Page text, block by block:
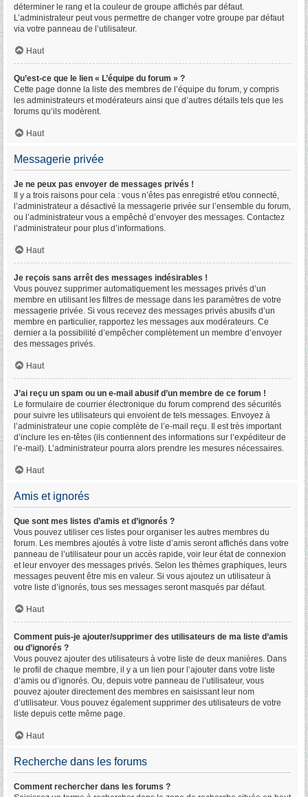
déterminer le rang et la couleur de groupe affichés par défaut.
L’administrateur peut vous permettre de changer votre groupe par défaut
via votre panneau de l’utilisateur.
Haut
Qu’est-ce que le lien « L’équipe du forum » ?
Cette page donne la liste des membres de l’équipe du forum, y compris
les administrateurs et modérateurs ainsi que d’autres détails tels que les
forums qu’ils modèrent.
Haut
Messagerie privée
Je ne peux pas envoyer de messages privés !
Il y a trois raisons pour cela : vous n’êtes pas enregistré et/ou connecté,
l’administrateur a désactivé la messagerie privée sur l’ensemble du forum,
ou l’administrateur vous a empêché d’envoyer des messages. Contactez
l’administrateur pour plus d’informations.
Haut
Je reçois sans arrêt des messages indésirables !
Vous pouvez supprimer automatiquement les messages privés d’un
membre en utilisant les filtres de message dans les paramètres de votre
messagerie privée. Si vous recevez des messages privés abusifs d’un
membre en particulier, rapportez les messages aux modérateurs. Ce
dernier a la possibilité d’empêcher complètement un membre d’envoyer
des messages privés.
Haut
J’ai reçu un spam ou un e-mail abusif d’un membre de ce forum !
Le formulaire de courrier électronique du forum comprend des sécurités
pour suivre les utilisateurs qui envoient de tels messages. Envoyez à
l’administrateur une copie complète de l’e-mail reçu. Il est très important
d’inclure les en-têtes (ils contiennent des informations sur l’expéditeur de
l’e-mail). L’administrateur pourra alors prendre les mesures nécessaires.
Haut
Amis et ignorés
Que sont mes listes d’amis et d’ignorés ?
Vous pouvez utiliser ces listes pour organiser les autres membres du
forum. Les membres ajoutés à votre liste d’amis seront affichés dans votre
panneau de l’utilisateur pour un accès rapide, voir leur état de connexion
et leur envoyer des messages privés. Selon les thèmes graphiques, leurs
messages peuvent être mis en valeur. Si vous ajoutez un utilisateur à
votre liste d’ignorés, tous ses messages seront masqués par défaut.
Haut
Comment puis-je ajouter/supprimer des utilisateurs de ma liste d’amis
ou d’ignorés ?
Vous pouvez ajouter des utilisateurs à votre liste de deux manières. Dans
le profil de chaque membre, il y a un lien pour l’ajouter dans votre liste
d’amis ou d’ignorés. Ou, depuis votre panneau de l’utilisateur, vous
pouvez ajouter directement des membres en saisissant leur nom
d’utilisateur. Vous pouvez également supprimer des utilisateurs de votre
liste depuis cette même page.
Haut
Recherche dans les forums
Comment rechercher dans les forums ?